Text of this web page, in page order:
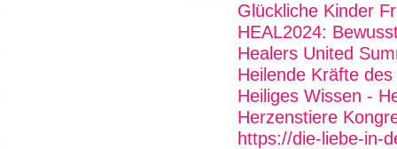
Glückliche Kinder
HEAL2024:
Healers United
Heilende Kräfte des
Heiliges Wissen -
Herzenstiere
https://die-liebe-in-